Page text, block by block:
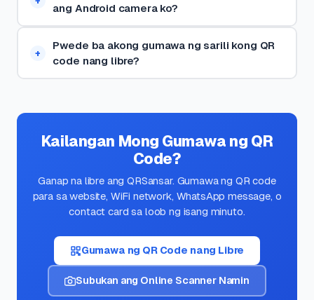
ang Android camera ko?
Pwede ba akong gumawa ng sarili kong QR
code nang libre?
Kailangan Mong Gumawa ng QR
Code?
Ganap na libre ang QRSansar. Gumawa ng QR code
para sa website, WiFi network, WhatsApp message, o
contact card sa loob ng isang minuto.
Gumawa ng QR Code nang Libre
Subukan ang Online Scanner Namin